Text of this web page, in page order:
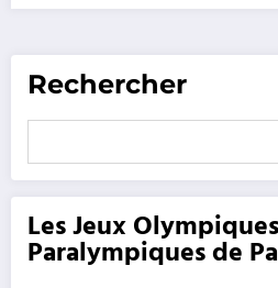
Rechercher
Les Jeux
Paralympiques de